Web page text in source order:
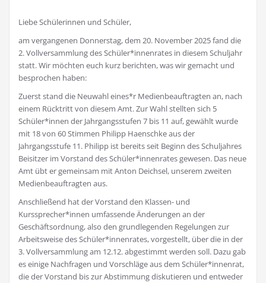
Liebe Schülerinnen und Schüler,
am vergangenen Donnerstag, dem 20. November 2025 fand die
2. Vollversammlung des Schüler*innenrates in diesem Schuljahr
statt. Wir möchten euch kurz berichten, was wir gemacht und
besprochen haben:
Zuerst stand die Neuwahl eines*r Medienbeauftragten an, nach
einem Rücktritt von diesem Amt. Zur Wahl stellten sich 5
Schüler*innen der Jahrgangsstufen 7 bis 11 auf, gewählt wurde
mit 18 von 60 Stimmen Philipp Haenschke aus der
Jahrgangsstufe 11. Philipp ist bereits seit Beginn des Schuljahres
Beisitzer im Vorstand des Schüler*innenrates gewesen. Das neue
Amt übt er gemeinsam mit Anton Deichsel, unserem zweiten
Medienbeauftragten aus.
Anschließend hat der Vorstand den Klassen- und
Kurssprecher*innen umfassende Änderungen an der
Geschäftsordnung, also den grundlegenden Regelungen zur
Arbeitsweise des Schüler*innenrates, vorgestellt, über die in der
3. Vollversammlung am 12.12. abgestimmt werden soll. Dazu gab
es einige Nachfragen und Vorschläge aus dem Schüler*innenrat,
die der Vorstand bis zur Abstimmung diskutieren und entweder